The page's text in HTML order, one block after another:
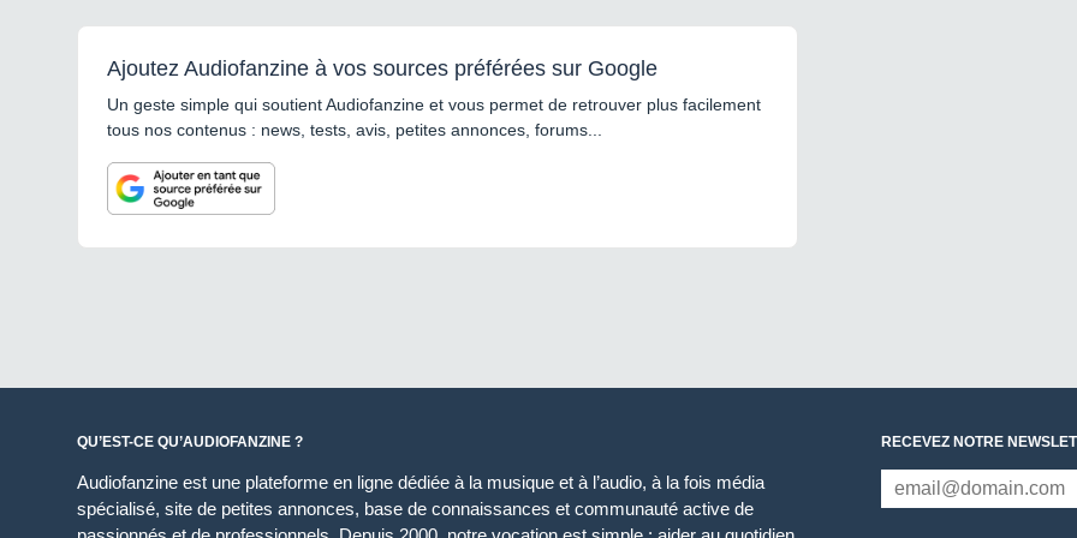
Ajoutez Audiofanzine à vos sources préférées sur Google
Un geste simple qui soutient Audiofanzine et vous permet de retrouver plus facilement
tous nos contenus : news, tests, avis, petites annonces, forums...
QU’EST-CE QU’AUDIOFANZINE ?
Audiofanzine est une plateforme en ligne dédiée à la musique et à l’audio, à la fois média
spécialisé, site de petites annonces, base de connaissances et communauté active de
RECEVEZ NOTRE